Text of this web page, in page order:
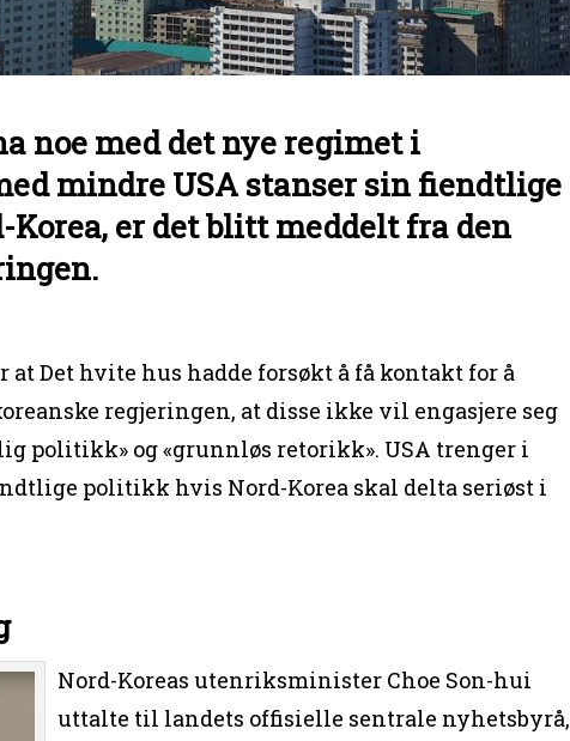
noe med det nye regimet i
mindre USA stanser sin fiendtlige
er det blitt meddelt fra den
at Det hvite hus hadde forsøkt å få kontakt for å
regjeringen, at disse ikke vil engasjere seg
politikk» og «grunnløs retorikk». USA trenger i
politikk hvis Nord-Korea skal delta seriøst i
Nord-Koreas utenriksminister Choe Son-hui
uttalte til landets offisielle sentrale nyhetsbyrå,